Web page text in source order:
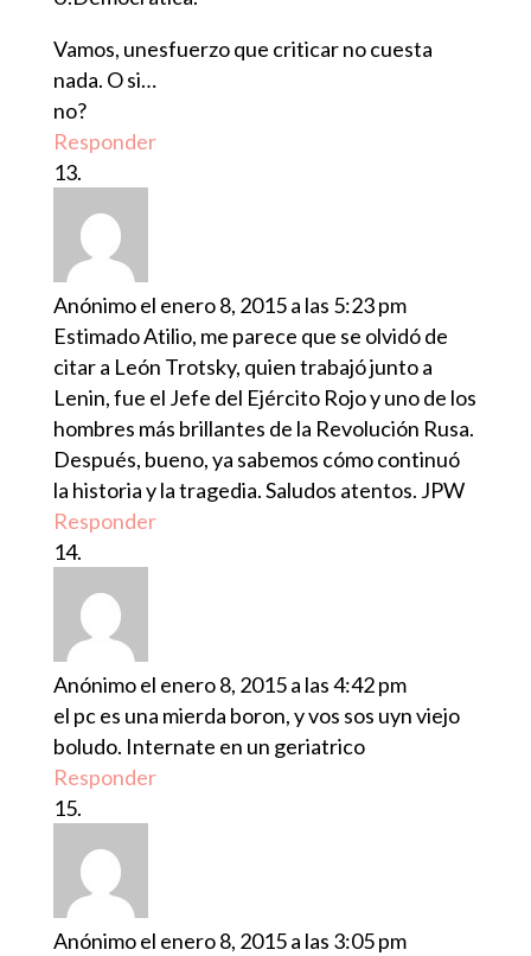
Vamos, unesfuerzo que criticar no cuesta
nada. O si…
no?
Responder
Anónimoel enero 8, 2015 a las 5:23 pm
Estimado Atilio, me parece que se olvidó de
citar a León Trotsky, quien trabajó junto a
Lenin, fue el Jefe del Ejército Rojo y uno de los
hombres más brillantes de la Revolución Rusa.
Después, bueno, ya sabemos cómo continuó
la historia y la tragedia. Saludos atentos. JPW
Responder
Anónimoel enero 8, 2015 a las 4:42 pm
el pc es una mierda boron, y vos sos uyn viejo
boludo. Internate en un geriatrico
Responder
Anónimoel enero 8, 2015 a las 3:05 pm